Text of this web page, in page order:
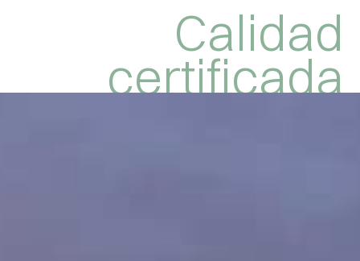
Calidad
certificada